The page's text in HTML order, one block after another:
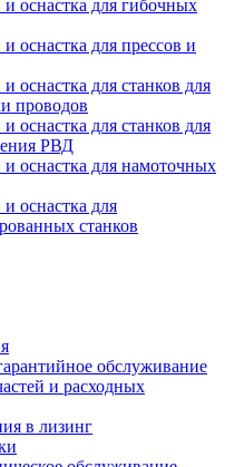
и оснастка для гибочных
и оснастка для прессов и
и оснастка для станков для
проводов
и оснастка для станков для
РВД
и оснастка для намоточных
и оснастка для
станков
обслуживание
и расходных
в лизинг